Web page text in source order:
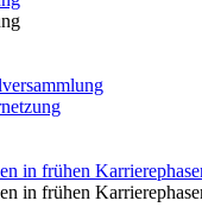
in frühen
in frühen